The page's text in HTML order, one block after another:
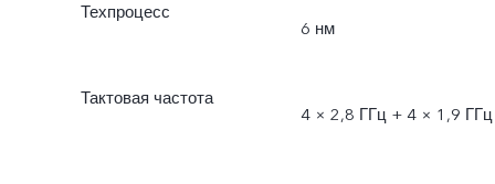
Техпроцесс
6 нм
Тактовая частота
4 × 2,8 ГГц + 4 × 1,9 ГГц